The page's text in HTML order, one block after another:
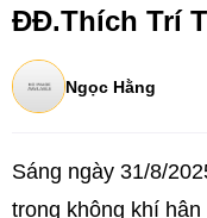
ĐĐ.Thích Trí
Ngọc Hằng
Sáng ngày 31/8/
trong không khí